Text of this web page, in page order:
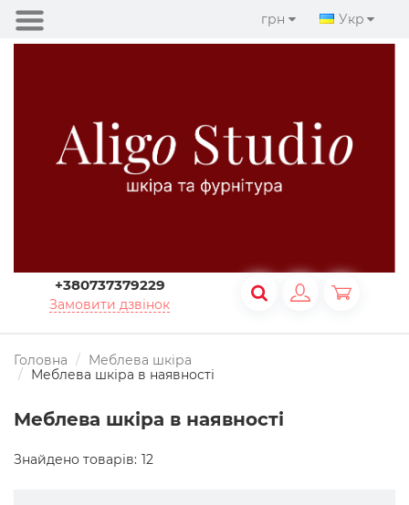
грн Укр
+380737379229
Замовити дзвінок
Головна
Меблева шкіра
Меблева шкіра в наявності
Меблева шкіра в наявності
Знайдено товарів: 12